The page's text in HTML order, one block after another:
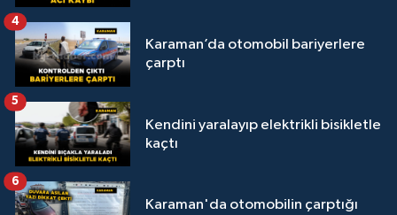
Karaman’da otomobil bariyerlere
çarptı
4
Kendini yaralayıp elektrikli bisikletle
kaçtı
5
Karaman'da otomobilin çarptığı
6